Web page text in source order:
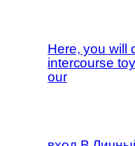
Here, you will
intercourse
our